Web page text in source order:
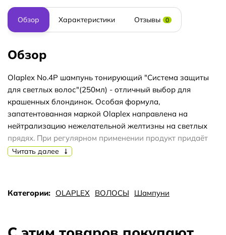
Обзор Характеристики Отзывы 0
Обзор
Olaplex No.4P шампунь тонирующий "Система защиты
для светлых волос"(250мл) - отличный выбор для
крашенных блондинок. Особая формула,
запатентованная маркой Olaplex направлена на
нейтрализацию нежелательной желтизны на светлых
прядях. При регулярном применении продукт придаёт
платиновым, светлым и очень светлым волосам
прочность и защиту волоса. Они надолго сохраняют
Читать далее
Категории: OLAPLEX ВОЛОСЫ Шампуни